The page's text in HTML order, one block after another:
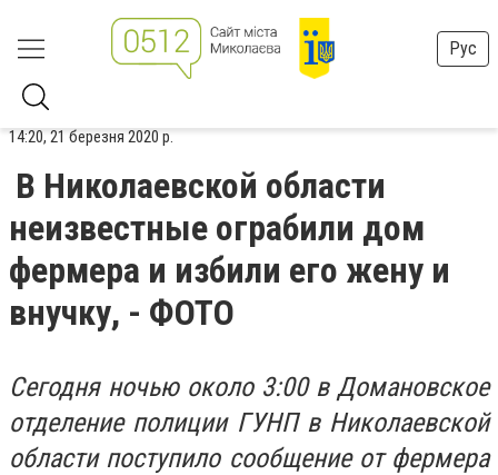
Рус
14:20, 21 березня 2020 р.
В Николаевской области
неизвестные ограбили дом
фермера и избили его жену и
внучку, - ФОТО
Сегодня ночью около 3:00 в Домановское
отделение полиции ГУНП в Николаевской
области поступило сообщение от фермера